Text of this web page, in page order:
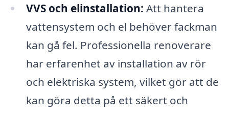
VVS och elinstallation: Att hantera
vattensystem och el behöver fackman
kan gå fel. Professionella renoverare
har erfarenhet av installation av rör
och elektriska system, vilket gör att de
kan göra detta på ett säkert och